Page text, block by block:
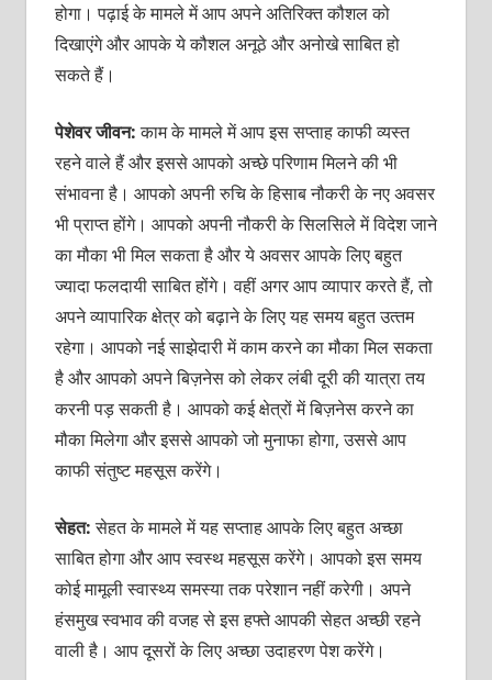
होगा। पढ़ाई के मामले में आप अपने अतिरिक्‍त कौशल को
दिखाएंगे और आपके ये कौशल अनूठे और अनोखे साबित हो
सकते हैं।
पेशेवर जीवन:काम के मामले में आप इस सप्‍ताह काफी व्‍यस्‍त
रहने वाले हैं और इससे आपको अच्‍छे परिणाम मिलने की भी
संभावना है। आपको अपनी रुचि के हिसाब नौकरी के नए अवसर
भी प्राप्‍त होंगे। आपको अपनी नौकरी के सिलसिले में विदेश जाने
का मौका भी मिल सकता है और ये अवसर आपके लिए बहुत
ज्‍यादा फलदायी साबित होंगे। वहीं अगर आप व्‍यापार करते हैं, तो
अपने व्‍यापारिक क्षेत्र को बढ़ाने के लिए यह समय बहुत उत्‍तम
रहेगा। आपको नई साझेदारी में काम करने का मौका मिल सकता
है और आपको अपने बिज़नेस को लेकर लंबी दूरी की यात्रा तय
करनी पड़ सकती है। आपको कई क्षेत्रों में बिज़नेस करने का
मौका मिलेगा और इससे आपको जो मुनाफा होगा, उससे आप
काफी संतुष्‍ट महसूस करेंगे।
सेहत:सेहत के मामले में यह सप्‍ताह आपके लिए बहुत अच्‍छा
साबित होगा और आप स्‍वस्‍थ महसूस करेंगे। आपको इस समय
कोई मामूली स्‍वास्‍थ्‍य समस्‍या तक परेशान नहीं करेगी। अपने
हंसमुख स्‍वभाव की वजह से इस हफ्ते आपकी सेहत अच्‍छी रहने
वाली है। आप दूसरों के लिए अच्‍छा उदाहरण पेश करेंगे।